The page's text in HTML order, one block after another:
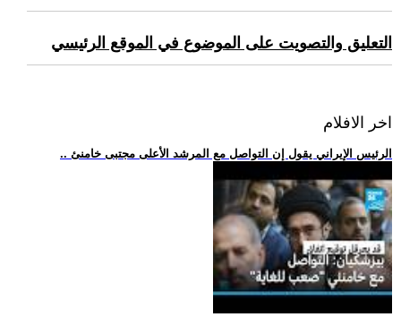
التعليق والتصويت على الموضوع في الموقع الرئيسي
اخر الافلام
.. الرئيس الإيراني يقول إن التواصل مع المرشد الأعلى مجتبى خامنئ